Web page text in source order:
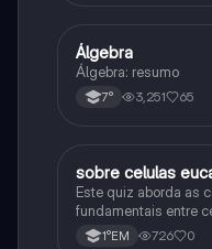
Matematica
Álgebra
Álgebra: resumo
7° 3,251 65
Biologia
sobre celulas
Este quiz aborda as
fundamentais entre
procariontes.
1°EM 726 0